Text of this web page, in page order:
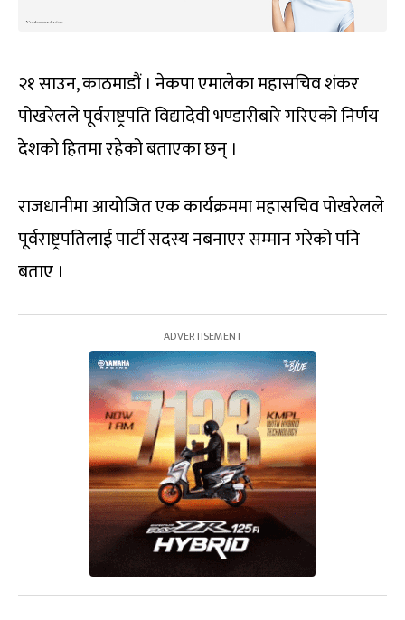
२१ साउन, काठमाडौं । नेकपा एमालेका महासचिव शंकर
पोखरेलले पूर्वराष्ट्रपति विद्यादेवी भण्डारीबारे गरिएको निर्णय
देशको हितमा रहेको बताएका छन् ।
राजधानीमा आयोजित एक कार्यक्रममा महासचिव पोखरेलले
पूर्वराष्ट्रपतिलाई पार्टी सदस्य नबनाएर सम्मान गरेको पनि
बताए ।